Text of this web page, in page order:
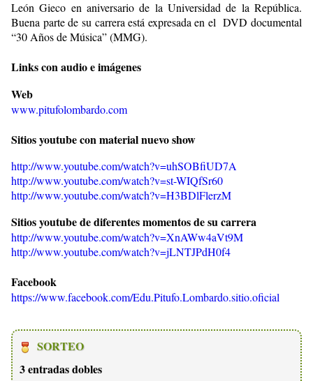
León Gieco en aniversario de la Universidad de la República.
Buena parte de su carrera está expresada en el DVD documental
“30 Años de Música” (MMG).
Links con audio e imágenes
Web
www.pitufolombardo.com
Sitios youtube con material nuevo show
http://www.youtube.com/watch?v=uhSOBfiUD7A
http://www.youtube.com/watch?v=st-WIQfSr60
http://www.youtube.com/watch?v=H3BDlFlerzM
Sitios youtube de diferentes momentos de su carrera
http://www.youtube.com/watch?v=XnAWw4aVt9M
http://www.youtube.com/watch?v=jLNTJPdH0f4
Facebook
https://www.facebook.com/Edu.Pitufo.Lombardo.sitio.oficial
SORTEO
3 entradas dobles